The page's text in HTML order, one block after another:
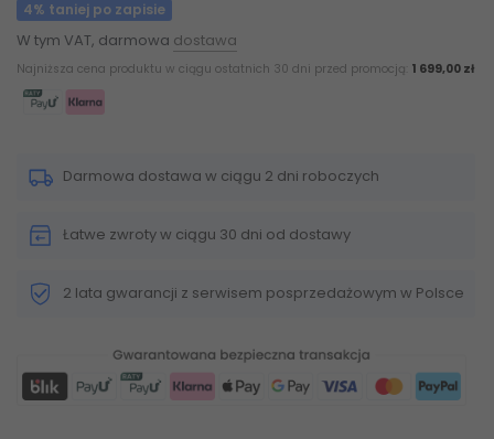
4% taniej po zapisie
W tym VAT, darmowa dostawa
Najniższa cena produktu w ciągu ostatnich 30 dni przed promocją: 1 699,00 zł
Darmowa dostawa w ciągu 2 dni roboczych
Łatwe zwroty w ciągu 30 dni od dostawy
2 lata gwarancji z serwisem posprzedażowym w Polsce